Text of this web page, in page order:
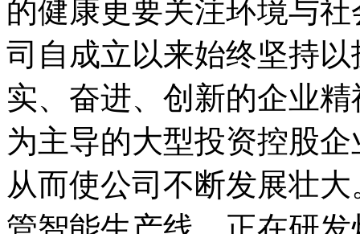
的健康更要关注环境与
司自成立以来始终坚持
实、奋进、创新的企业
为主导的大型投资控股
从而使公司不断发展壮